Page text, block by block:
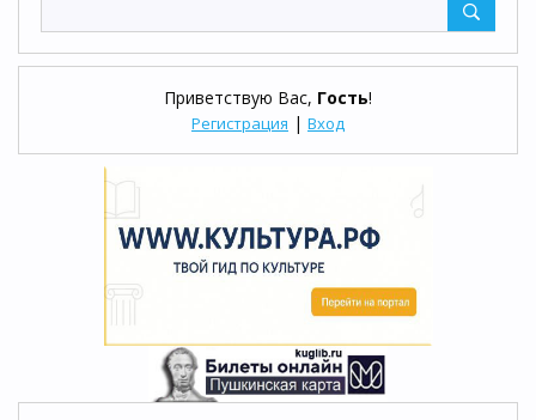
Приветствую Вас, Гость!
Регистрация | Вход